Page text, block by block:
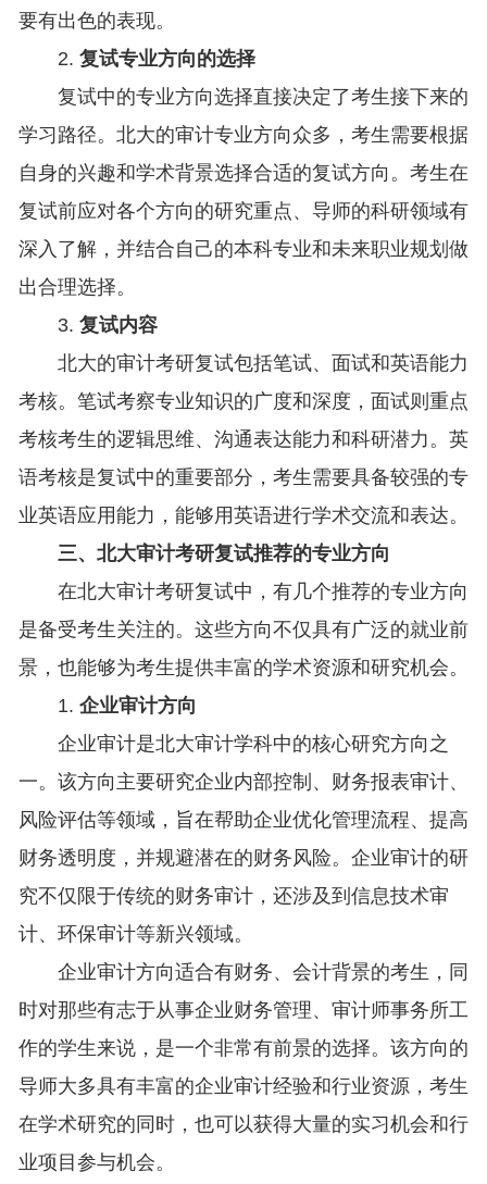
要有出色的表现。
2. 复试专业方向的选择
复试中的专业方向选择直接决定了考生接下来的
学习路径。北大的审计专业方向众多，考生需要根据
自身的兴趣和学术背景选择合适的复试方向。考生在
复试前应对各个方向的研究重点、导师的科研领域有
深入了解，并结合自己的本科专业和未来职业规划做
出合理选择。
3. 复试内容
北大的审计考研复试包括笔试、面试和英语能力
考核。笔试考察专业知识的广度和深度，面试则重点
考核考生的逻辑思维、沟通表达能力和科研潜力。英
语考核是复试中的重要部分，考生需要具备较强的专
业英语应用能力，能够用英语进行学术交流和表达。
三、北大审计考研复试推荐的专业方向
在北大审计考研复试中，有几个推荐的专业方向
是备受考生关注的。这些方向不仅具有广泛的就业前
景，也能够为考生提供丰富的学术资源和研究机会。
1. 企业审计方向
企业审计是北大审计学科中的核心研究方向之
一。该方向主要研究企业内部控制、财务报表审计、
风险评估等领域，旨在帮助企业优化管理流程、提高
财务透明度，并规避潜在的财务风险。企业审计的研
究不仅限于传统的财务审计，还涉及到信息技术审
计、环保审计等新兴领域。
企业审计方向适合有财务、会计背景的考生，同
时对那些有志于从事企业财务管理、审计师事务所工
作的学生来说，是一个非常有前景的选择。该方向的
导师大多具有丰富的企业审计经验和行业资源，考生
在学术研究的同时，也可以获得大量的实习机会和行
业项目参与机会。